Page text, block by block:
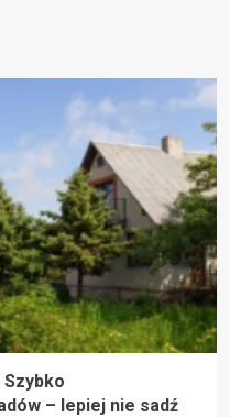
– lepiej nie sadź